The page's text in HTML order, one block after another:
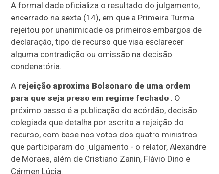
A formalidade oficializa o resultado do julgamento,
encerrado na sexta (14), em que a Primeira Turma
rejeitou por unanimidade os primeiros embargos de
declaração, tipo de recurso que visa esclarecer
alguma contradição ou omissão na decisão
condenatória.
A rejeição aproxima Bolsonaro de uma ordem
para que seja preso em regime fechado . O
próximo passo é a publicação do acórdão, decisão
colegiada que detalha por escrito a rejeição do
recurso, com base nos votos dos quatro ministros
que participaram do julgamento - o relator, Alexandre
de Moraes, além de Cristiano Zanin, Flávio Dino e
Cármen Lúcia.